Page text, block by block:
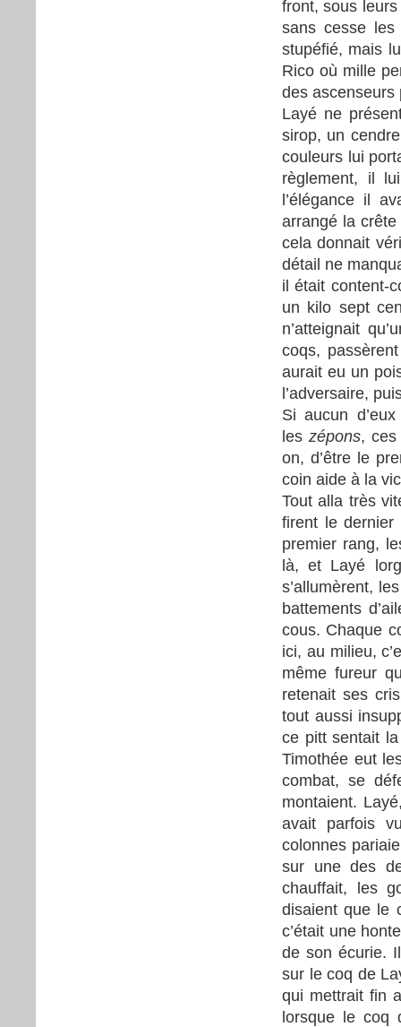
front, sous
sans cesse les
stupéfié, mais
Rico où mille
des ascenseurs
Layé ne
sirop, un
couleurs lui
règlement, il
l’élégance il
arrangé la
cela donnait
détail ne
il était content-
un kilo sept
n’atteignait
coqs,
aurait eu un
l’adversaire,
Si aucun
leszépons, ces
on, d’être le
coin aide à la
Tout alla très
firent le dernier
premier rang,
là, et Layé
s’allumèrent,
battements
cous. Chaque
ici, au milieu,
même fureur
retenait ses
tout aussi
ce pitt sentait
Timothée eut
combat, se
montaient.
avait parfois
colonnes
sur une des
chauffait, les
disaient que le
c’était une
de son écurie.
sur le coq de
qui mettrait fin
lorsque le coq